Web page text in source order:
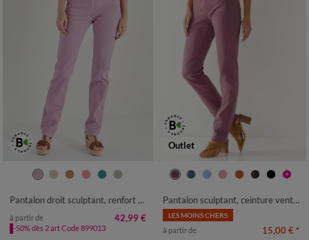
38 40 42 44 46
Pantalon droit sculptant, renfort gainant
à partir de 42,99 €
-50% dès 2 art Code 899013
Outlet
36 38 40 42 44 46
48
Pantalon sculptant, ceinture ventre plat
LES MOINS CHERS
à partir de 15,00 € *